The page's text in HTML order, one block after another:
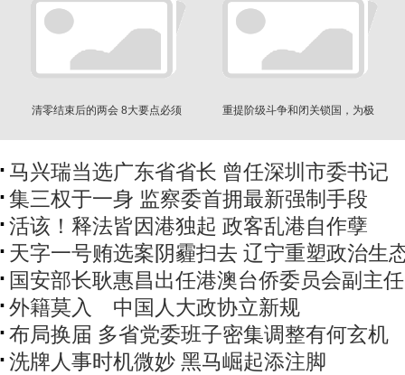
清零结束后的两会 8大要点必须
重提阶级斗争和闭关锁国，为极
马兴瑞当选广东省省长 曾任深圳市委书记
集三权于一身 监察委首拥最新强制手段
活该！释法皆因港独起 政客乱港自作孽
天字一号贿选案阴霾扫去 辽宁重塑政治生
国安部长耿惠昌出任港澳台侨委员会副主任
外籍莫入 中国人大政协立新规
布局换届 多省党委班子密集调整有何玄机
洗牌人事时机微妙 黑马崛起添注脚